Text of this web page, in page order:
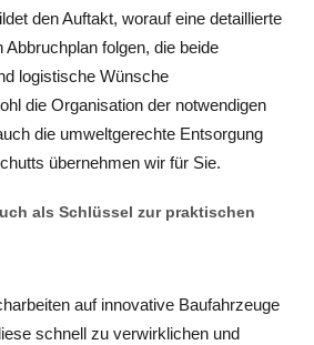
den Auftakt, worauf eine detaillierte
folgen, die beide
logistische Wünsche
die Organisation der notwendigen
die umweltgerechte Entsorgung
übernehmen wir für Sie.
als Schlüssel zur praktischen
auf innovative Baufahrzeuge
schnell zu verwirklichen und